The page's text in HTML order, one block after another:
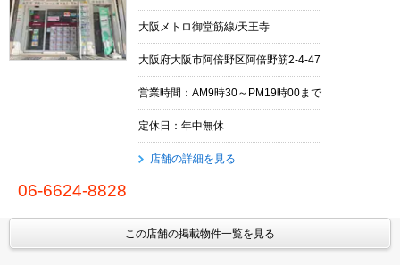
大阪メトロ御堂筋線/天王寺
大阪府大阪市阿倍野区阿倍野筋2-4-47
営業時間：AM9時30～PM19時00まで
定休日：年中無休
店舗の詳細を見る
06-6624-8828
この店舗の掲載物件一覧を見る